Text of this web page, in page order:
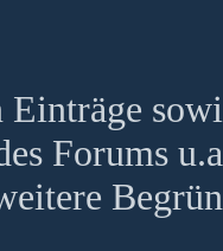
Forums